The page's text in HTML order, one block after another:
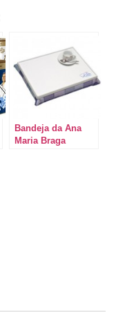
Bandeja da Ana
Maria Braga